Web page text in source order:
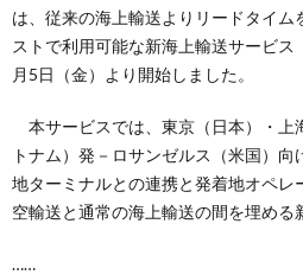
は、従来の海上輸送よりリードタイム
ストで利用可能な新海上輸送サービス
月5日（金）より開始しました。
本サービスでは、東京（日本）・上
トナム）発－ロサンゼルス（米国）
地ターミナルとの連携と発着地オペレ
空輸送と通常の海上輸送の間を埋める
……